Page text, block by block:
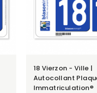
18 Vierzon - Ville |
Autocollant
Immatriculation®